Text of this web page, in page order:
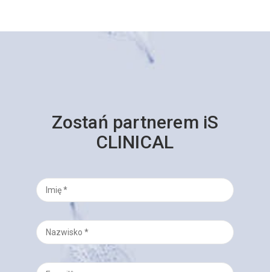
Zostań partnerem iS
CLINICAL